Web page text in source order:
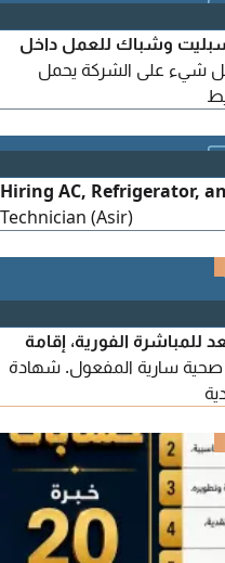
سبليت وشباك للعمل داخل
شيء على الشركة يحمل
Hiring AC, Refrigerator,
Technician (Asir)
الفورية، إقامة
سارية المفعول. شهادة